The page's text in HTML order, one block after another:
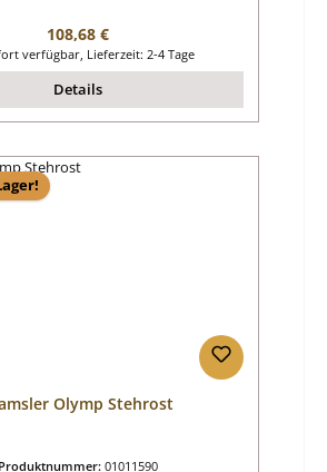
Regulärer Preis:
108,68 €
verfügbar, Lieferzeit: 2-4 Tage
Details
Olymp Stehrost
Produktnummer: 01011590